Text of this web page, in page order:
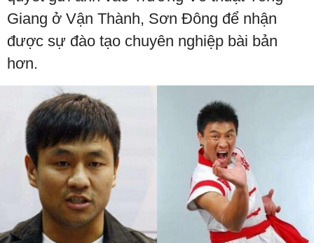
Giang ở Vận Thành, Sơn Đông để nhận
được sự đào tạo chuyên nghiệp bài bản
hơn.